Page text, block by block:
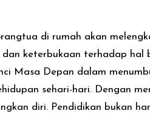
di rumah akan
keterbukaan terhadap hal
Masa Depan dalam
sehari-hari. Dengan
diri. Pendidikan bukan